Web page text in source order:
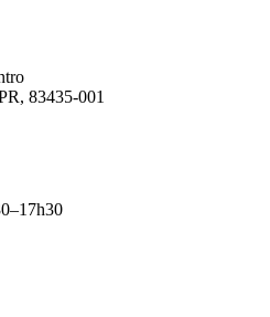
83435-001